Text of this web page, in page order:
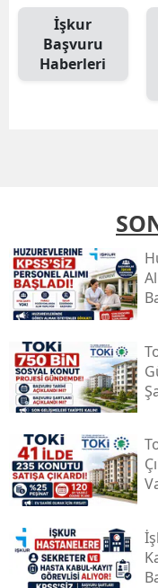
İşkur
Başvuru
Haberleri